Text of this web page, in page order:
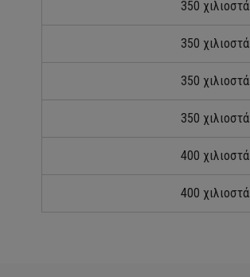
350 χιλιοστά
350 χιλιοστά
350 χιλιοστά
350 χιλιοστά
400 χιλιοστά
400 χιλιοστά